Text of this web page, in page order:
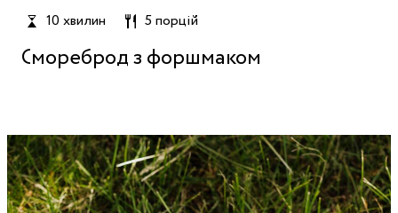
10 хвилин 5 порцій
Смореброд з форшмаком